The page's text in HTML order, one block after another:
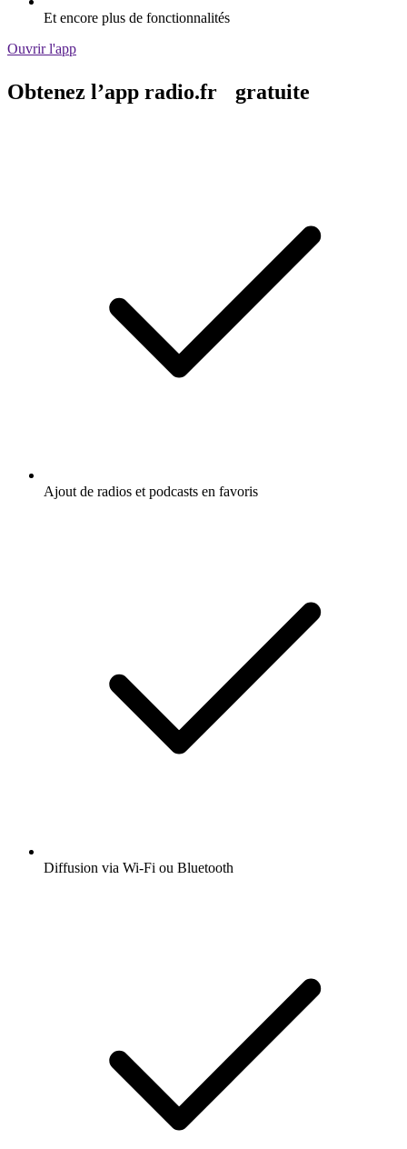
Et encore plus de fonctionnalités
Ouvrir l'app
Obtenez l’app radio.fr gratuite
Ajout de radios et podcasts en favoris
Diffusion via Wi-Fi ou Bluetooth